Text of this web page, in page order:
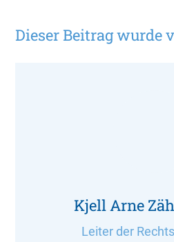
Dieser Beitrag wurde
Kjell Arne
Leiter der